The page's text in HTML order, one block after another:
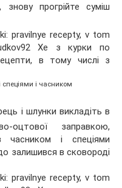
знову прогрійте суміш
і часником
і шлунки викладіть в
оцтової заправкою,
і спеціями
залишився в сковороді